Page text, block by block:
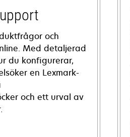
och
Med detaljerad
du konfigurerar,
en Lexmark-
och ett urval av